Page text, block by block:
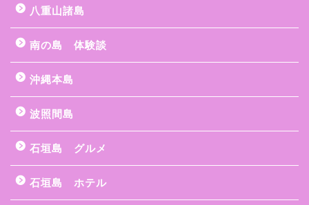
八重山諸島
南の島 体験談
沖縄本島
波照間島
石垣島 グルメ
石垣島 ホテル